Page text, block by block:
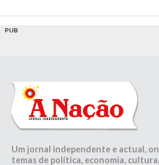
PUB
Um jornal independente e actual,
temas de política, economia,